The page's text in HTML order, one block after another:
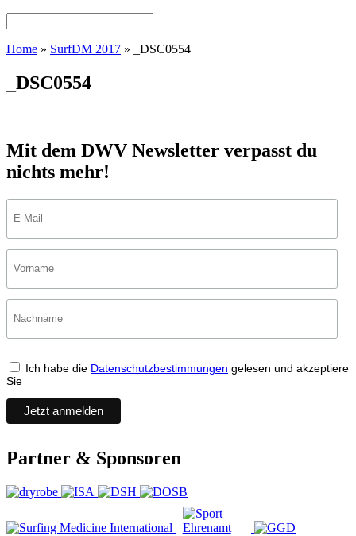
Home » SurfDM 2017 » _DSC0554
_DSC0554
Mit dem DWV Newsletter verpasst du
nichts mehr!
Ich habe die Datenschutzbestimmungen gelesen und akzeptiere
Sie
Partner & Sponsoren